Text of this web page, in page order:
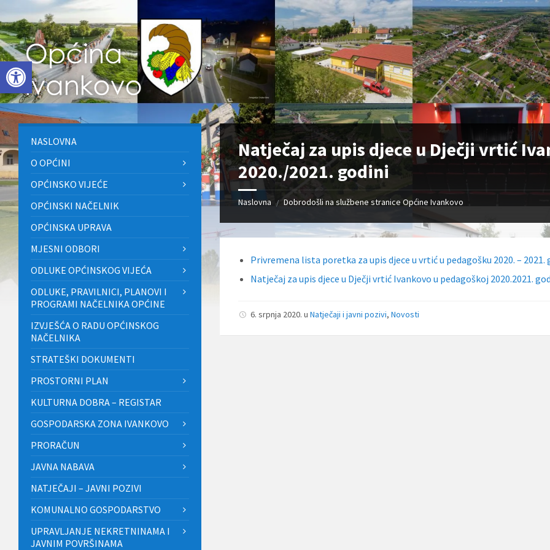
Open toolbar
to
content
to
left
sidebar
to
footer
Natječaj za upis djece u Dječji vrtić
2020./2021. godini
Naslovna / Dobrodošli na službene stranice Općine Ivankovo
Privremena lista poretka za upis djece u vrtić u pedagošku 2020. – 2021.
Natječaj za upis djece u Dječji vrtić Ivankovo u pedagoškoj 2020.2021.
6. srpnja 2020.uNatječaji i javni pozivi,Novosti
NASLOVNA
O OPĆINI
OPĆINSKO VIJEĆE
OPĆINSKI NAČELNIK
OPĆINSKA UPRAVA
MJESNI ODBORI
ODLUKE OPĆINSKOG VIJEĆA
ODLUKE, PRAVILNICI, PLANOVI I
PROGRAMI NAČELNIKA OPĆINE
IZVJEŠĆA O RADU OPĆINSKOG
NAČELNIKA
STRATEŠKI DOKUMENTI
PROSTORNI PLAN
KULTURNA DOBRA – REGISTAR
GOSPODARSKA ZONA IVANKOVO
PRORAČUN
JAVNA NABAVA
NATJEČAJI – JAVNI POZIVI
KOMUNALNO GOSPODARSTVO
UPRAVLJANJE NEKRETNINAMA I
JAVNIM POVRŠINAMA